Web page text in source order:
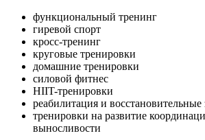
функциональный тренинг
гиревой спорт
кросс-тренинг
круговые тренировки
домашние тренировки
силовой фитнес
HIIT-тренировки
реабилитация и восстановительные
тренировки на развитие
выносливости